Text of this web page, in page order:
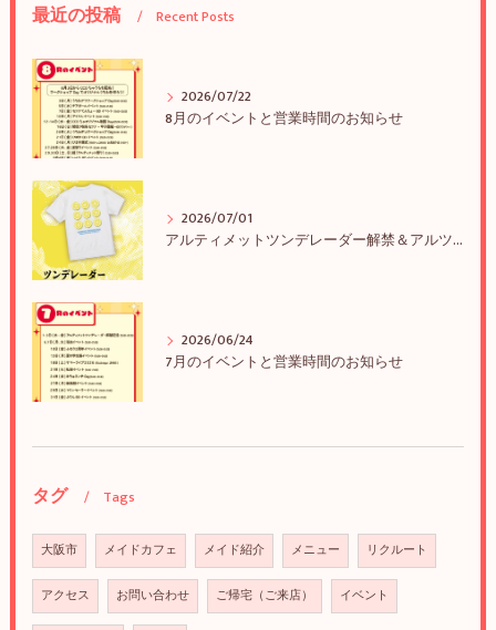
最近の投稿 Recent Posts
2026/07/22
8月のイベントと営業時間のお知らせ
2026/07/01
アルティメットツンデレーダー解禁＆アルツンBIGTEE販売のお知らせ
2026/06/24
7月のイベントと営業時間のお知らせ
タグ Tags
大阪市 メイドカフェ メイド紹介 メニュー リクルート
アクセス お問い合わせ ご帰宅（ご来店） イベント